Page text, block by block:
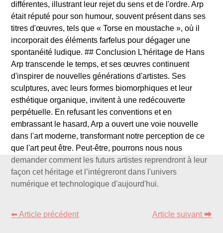
différentes, illustrant leur rejet du sens et de l'ordre. Arp
était réputé pour son humour, souvent présent dans ses
titres d'œuvres, tels que « Torse en moustache », où il
incorporait des éléments farfelus pour dégager une
spontanéité ludique. ## Conclusion L'héritage de Hans
Arp transcende le temps, et ses œuvres continuent
d'inspirer de nouvelles générations d'artistes. Ses
sculptures, avec leurs formes biomorphiques et leur
esthétique organique, invitent à une redécouverte
perpétuelle. En refusant les conventions et en
embrassant le hasard, Arp a ouvert une voie nouvelle
dans l'art moderne, transformant notre perception de ce
que l'art peut être. Peut-être, pourrons nous nous
demander comment les futurs artistes reprendront à leur
façon cet héritage et l’intégreront dans l'univers
numérique et technologique d'aujourd'hui.
⬅ Article précédent Article suivant ⮕